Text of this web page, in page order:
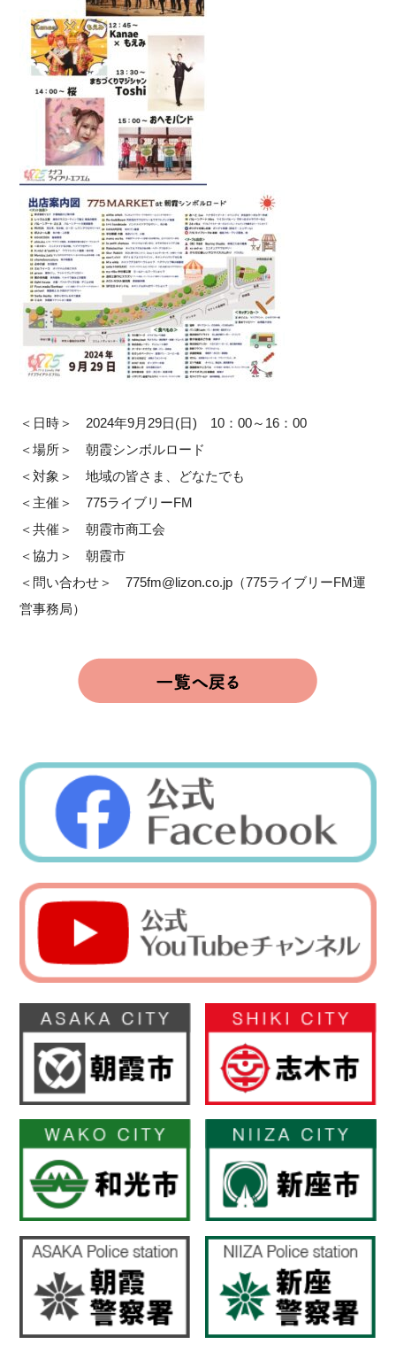
＜日時＞ 2024年9月29日(日) 10：00～16：00
＜場所＞ 朝霞シンボルロード
＜対象＞ 地域の皆さま、どなたでも
＜主催＞ 775ライブリーFM
＜共催＞ 朝霞市商工会
＜協力＞ 朝霞市
＜問い合わせ＞ 775fm@lizon.co.jp（775ライブリーFM運
営事務局）